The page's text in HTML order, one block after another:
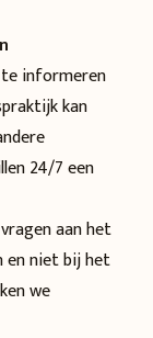
informeren
kan
24/7 een
aan het
en niet bij het
we